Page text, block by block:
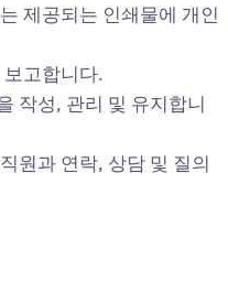
제공되는 인쇄물에 개인
고합니다.
작성, 관리 및 유지합니
원과 연락, 상담 및 질의